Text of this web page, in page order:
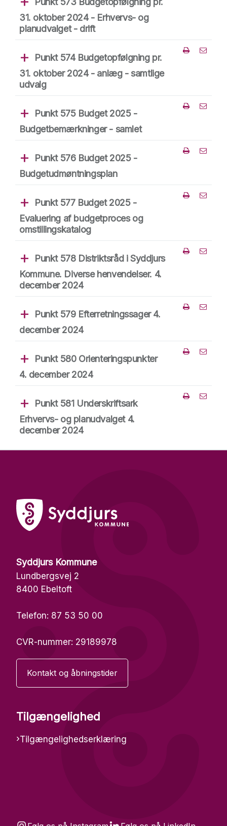
31. oktober 2024 - Erhvervs- og
planudvalget - drift
Punkt 574 Budgetopfølgning pr.
31. oktober 2024 - anlæg - samtlige
udvalg
Punkt 575 Budget 2025 -
Budgetbemærkninger - samlet
Punkt 576 Budget 2025 -
Budgetudmøntningsplan
Punkt 577 Budget 2025 -
Evaluering af budgetproces og
omstillingskatalog
Punkt 578 Distriktsråd i Syddjurs
Kommune. Diverse henvendelser. 4.
december 2024
Punkt 579 Efterretningssager 4.
december 2024
Punkt 580 Orienteringspunkter
4. december 2024
Punkt 581 Underskriftsark
Erhvervs- og planudvalget 4.
december 2024